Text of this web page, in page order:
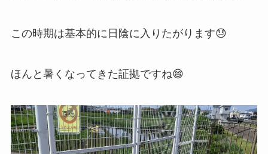
この時期は基本的に日陰に入りたがります😓
ほんと暑くなってきた証拠ですね😄